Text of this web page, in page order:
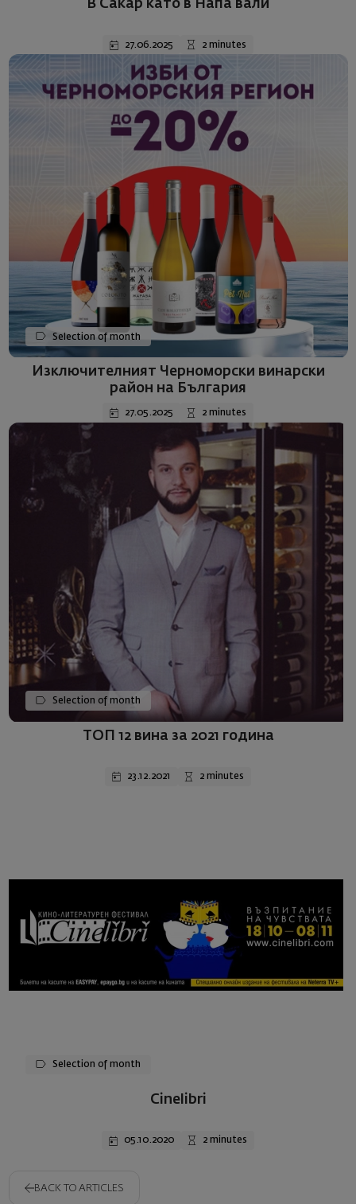
В Сакар като в Напа вали
27.06.2025 2 minutes
Selection of month
Изключителният Черноморски винарски
район на България
27.05.2025 2 minutes
Selection of month
ТОП 12 вина за 2021 година
23.12.2021 2 minutes
Selection of month
Cinelibri
05.10.2020 2 minutes
BACK TO ARTICLES